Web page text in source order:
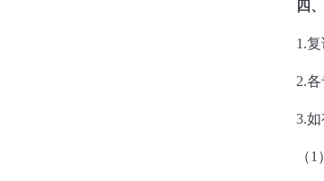
四
1.
2.
3.
（